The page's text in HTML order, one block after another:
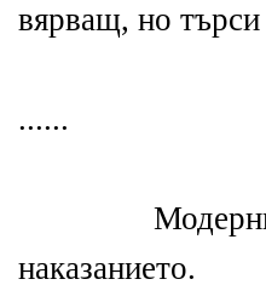
вярващ, но
......
Модерният
наказанието.